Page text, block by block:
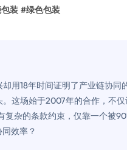
充电了！老司机教你3招真
侠？”车主怒了：车内不
装 #绿色包装
用18年时间证明了产业链协
这场始于2007年的合作，不
复杂的条款约束，仅靠一个被
效率？